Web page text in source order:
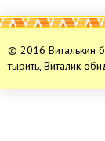
© 2016 Виталькин
тырить, Виталик